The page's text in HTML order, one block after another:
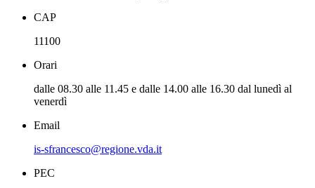
CAP
11100
Orari
dalle 08.30 alle 11.45 e dalle 14.00 alle 16.30 dal lunedì al
venerdì
Email
is-sfrancesco@regione.vda.it
PEC